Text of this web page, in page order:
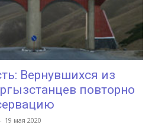
Вернувшихся из
повторно
- 19 мая 2020